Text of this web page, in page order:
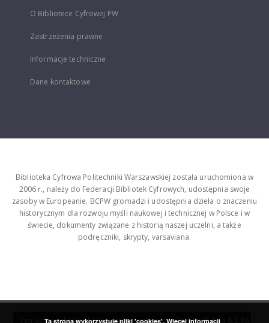
O Bibliotece Cyfrowej PW
Zastrzeżenia prawne
Informacje techniczne
Dane kontaktowe
Biblioteka Cyfrowa Politechniki Warszawskiej została uruchomiona w
2006 r., należy do Federacji Bibliotek Cyfrowych, udostępnia swoje
zasoby w Europeanie. BCPW gromadzi i udostępnia dzieła o znaczeniu
historycznym dla rozwoju myśli naukowej i technicznej w Polsce i w
świecie, dokumenty związane z historią naszej uczelni, a także
podręczniki, skrypty, varsaviana.
Ten serwis działa dzięki oprogramowaniuDInGO dLibra 6.3.16
Ta strona wykorzystuje pliki 'cookies'. Więcej informacji